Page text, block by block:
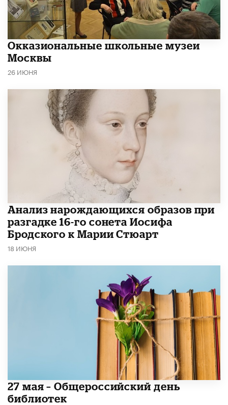
​Окказиональные школьные музеи
Москвы
26 ИЮНЯ
Анализ нарождающихся образов при
разгадке 16-го сонета Иосифа
Бродского к Марии Стюарт
18 ИЮНЯ
​27 мая – Общероссийский день
библиотек